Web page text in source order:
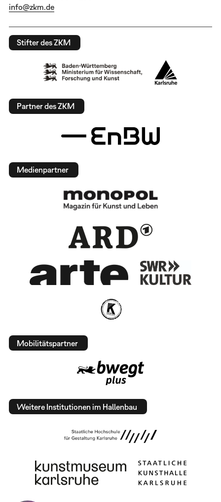
info@zkm.de
Stifter des ZKM
Partner des ZKM
Medienpartner
Mobilitätspartner
Weitere Institutionen im Hallenbau